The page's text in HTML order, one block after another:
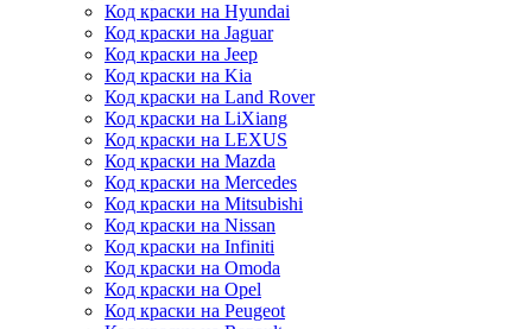
Код краски на Hyundai
Код краски на Jaguar
Код краски на Jeep
Код краски на Kia
Код краски на Land Rover
Код краски на LiXiang
Код краски на LEXUS
Код краски на Mazda
Код краски на Mercedes
Код краски на Mitsubishi
Код краски на Nissan
Код краски на Infiniti
Код краски на Omoda
Код краски на Opel
Код краски на Peugeot